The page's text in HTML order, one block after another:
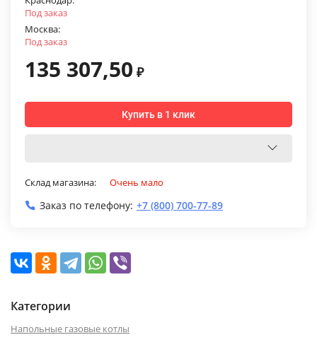
Под заказ
Москва:
Под заказ
135 307,50 ₽
Купить в 1 клик
Склад магазина: Очень мало
Заказ по телефону: +7 (800) 700-77-89
Категории
Напольные газовые котлы